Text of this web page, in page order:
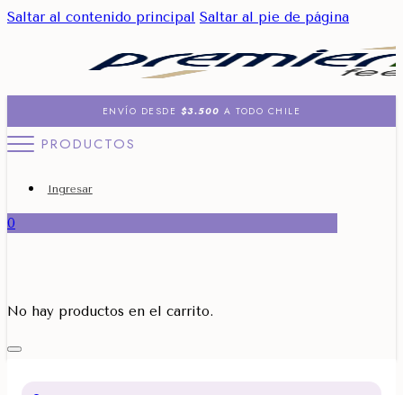
Saltar al contenido principal Saltar al pie de página
ENVÍO DESDE $3.500 A TODO CHILE
PRODUCTOS
Ingresar
0
No hay productos en el carrito.